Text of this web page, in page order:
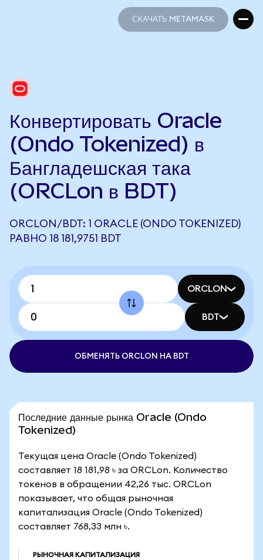
СКАЧАТЬ METAMASK
Конвертировать Oracle
(Ondo Tokenized) в
Бангладешская така
(ORCLon в BDT)
ORCLON/BDT: 1 ORACLE (ONDO TOKENIZED)
РАВНО 18 181,9751 BDT
ORCLON
BDT
ОБМЕНЯТЬ ORCLON НА BDT
Последние данные рынка Oracle (Ondo
Tokenized)
Текущая цена Oracle (Ondo Tokenized)
составляет 18 181,98 ৳ за ORCLon. Количество
токенов в обращении 42,26 тыс. ORCLon
показывает, что общая рыночная
капитализация Oracle (Ondo Tokenized)
составляет 768,33 млн ৳.
РЫНОЧНАЯ КАПИТАЛИЗАЦИЯ